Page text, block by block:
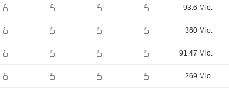
93.6 Mio.
360 Mio.
91.47 Mio.
269 Mio.